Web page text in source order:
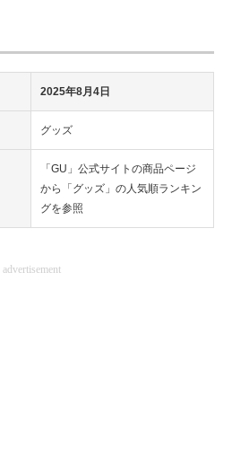
2025年8月4日
グッズ
「GU」公式サイトの商品ページ
から「グッズ」の人気順ランキン
グを参照
advertisement